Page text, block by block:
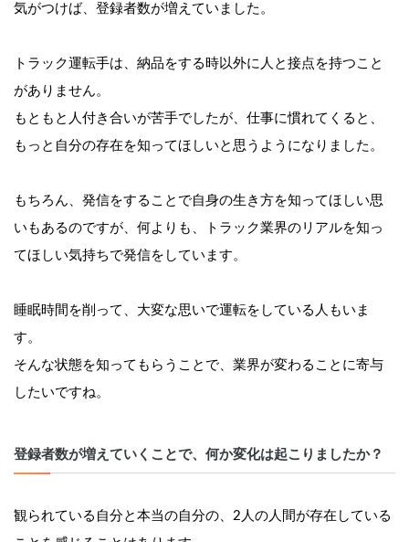
気がつけば、登録者数が増えていました。
トラック運転手は、納品をする時以外に人と接点を持つこと
がありません。
もともと人付き合いが苦手でしたが、仕事に慣れてくると、
もっと自分の存在を知ってほしいと思うようになりました。
もちろん、発信をすることで自身の生き方を知ってほしい思
いもあるのですが、何よりも、トラック業界のリアルを知っ
てほしい気持ちで発信をしています。
睡眠時間を削って、大変な思いで運転をしている人もいま
す。
そんな状態を知ってもらうことで、業界が変わることに寄与
したいですね。
登録者数が増えていくことで、何か変化は起こりましたか？
観られている自分と本当の自分の、2人の人間が存在している